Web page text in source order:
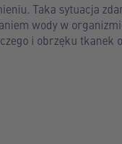
Taka sytuacja
wody w
i obrzęku tkanek